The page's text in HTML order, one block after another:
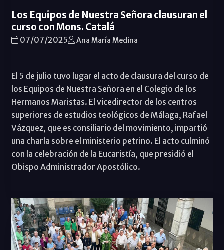
Los Equipos de Nuestra Señora clausuran el
curso con Mons. Catalá
07/07/2025 Ana María Medina
El 5 de julio tuvo lugar el acto de clausura del curso de
los Equipos de Nuestra Señora en el Colegio de los
Hermanos Maristas. El vicedirector de los centros
superiores de estudios teológicos de Málaga, Rafael
Vázquez, que es consiliario del movimiento, impartió
una charla sobre el ministerio petrino. El acto culminó
con la celebración de la Eucaristía, que presidió el
Obispo Administrador Apostólico.